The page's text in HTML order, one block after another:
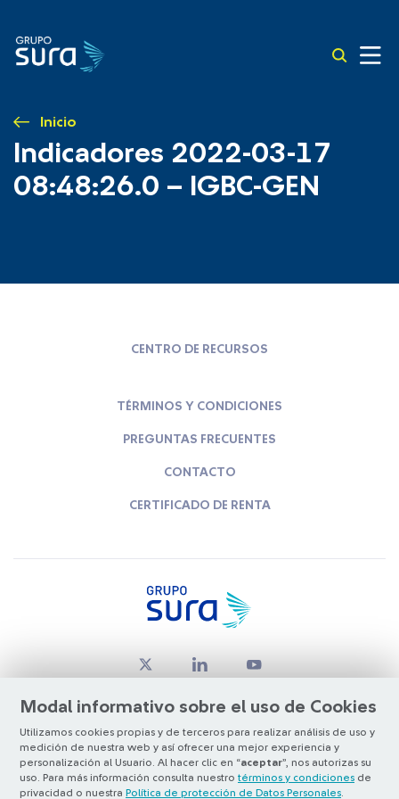
Inicio
Indicadores 2022-03-17
08:48:26.0 – IGBC-GEN
Modal informativo sobre el uso de Cookies
Utilizamos cookies propias y de terceros para realizar análisis de uso y
medición de nuestra web y así ofrecer una mejor experiencia y
personalización al Usuario. Al hacer clic en “aceptar”, nos autorizas su
uso. Para más información consulta nuestro términos y condiciones de
privacidad o nuestra Política de protección de Datos Personales
CENTRO DE RECURSOS
TÉRMINOS Y CONDICIONES
PREGUNTAS FRECUENTES
CONTACTO
CERTIFICADO DE RENTA
© Copyright Grupo SURA 2026